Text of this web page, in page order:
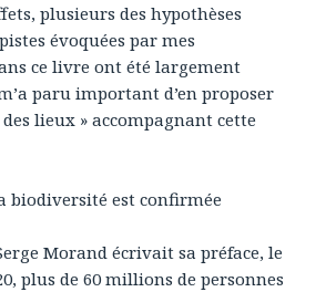
plusieurs des hypothèses
évoquées par mes
ce livre ont été largement
paru important d’en proposer
lieux » accompagnant cette
biodiversité est confirmée
Morand écrivait sa préface, le
plus de 60 millions de personnes